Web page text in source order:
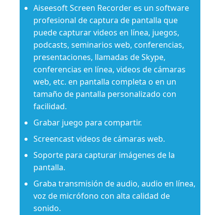
Aiseesoft Screen Recorder es un software
profesional de captura de pantalla que
puede capturar videos en línea, juegos,
podcasts, seminarios web, conferencias,
presentaciones, llamadas de Skype,
conferencias en línea, videos de cámaras
web, etc. en pantalla completa o en un
tamaño de pantalla personalizado con
facilidad.
Grabar juego para compartir.
Screencast videos de cámaras web.
Soporte para capturar imágenes de la
pantalla.
Graba transmisión de audio, audio en línea,
voz de micrófono con alta calidad de
sonido.